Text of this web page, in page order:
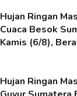
Hujan Ringan
Cuaca Besok
Kamis (6/8),
Hujan Ringan